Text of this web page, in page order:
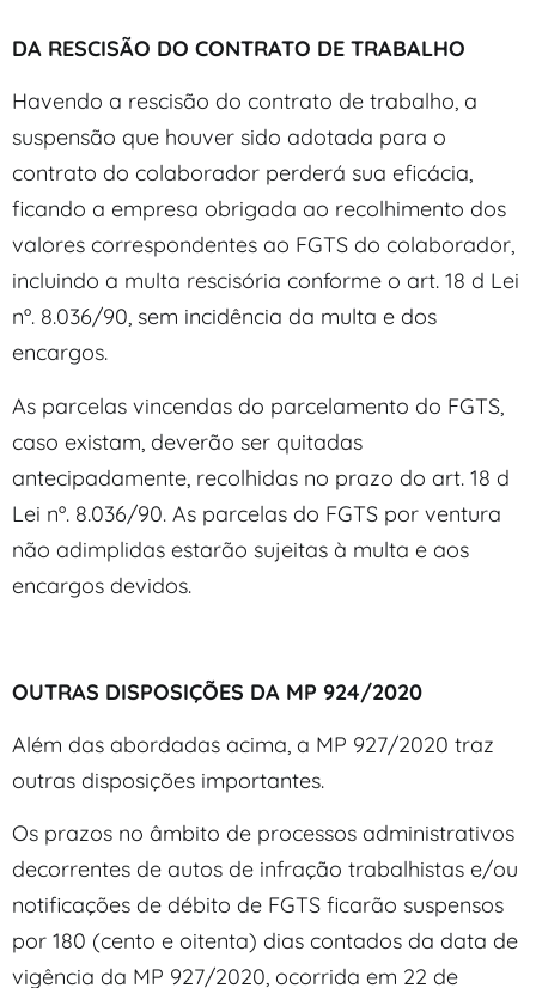
DA RESCISÃO DO CONTRATO DE TRABALHO
Havendo a rescisão do contrato de trabalho, a
suspensão que houver sido adotada para o
contrato do colaborador perderá sua eficácia,
ficando a empresa obrigada ao recolhimento dos
valores correspondentes ao FGTS do colaborador,
incluindo a multa rescisória conforme o art. 18 d Lei
nº. 8.036/90, sem incidência da multa e dos
encargos.
As parcelas vincendas do parcelamento do FGTS,
caso existam, deverão ser quitadas
antecipadamente, recolhidas no prazo do art. 18 d
Lei nº. 8.036/90. As parcelas do FGTS por ventura
não adimplidas estarão sujeitas à multa e aos
encargos devidos.
OUTRAS DISPOSIÇÕES DA MP 924/2020
Além das abordadas acima, a MP 927/2020 traz
outras disposições importantes.
Os prazos no âmbito de processos administrativos
decorrentes de autos de infração trabalhistas e/ou
notificações de débito de FGTS ficarão suspensos
por 180 (cento e oitenta) dias contados da data de
vigência da MP 927/2020, ocorrida em 22 de